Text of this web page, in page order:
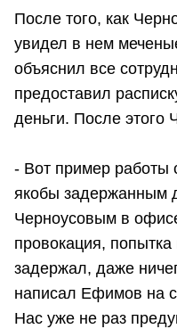
После того, как
увидел в нем
объяснил все
предоставил
деньги. После этого
- Вот пример работы
якобы задержанным
Черноусовым в
провокация,
задержал, даже
написал Ефимов на
Нас уже не раз